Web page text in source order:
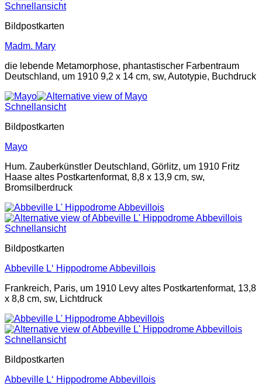
Schnellansicht
Bildpostkarten
Madm. Mary
die lebende Metamorphose, phantastischer Farbentraum
Deutschland, um 1910 9,2 x 14 cm, sw, Autotypie, Buchdruck
Schnellansicht
Bildpostkarten
Mayo
Hum. Zauberkünstler Deutschland, Görlitz, um 1910 Fritz
Haase altes Postkartenformat, 8,8 x 13,9 cm, sw,
Bromsilberdruck
Schnellansicht
Bildpostkarten
Abbeville L‘ Hippodrome Abbevillois
Frankreich, Paris, um 1910 Levy altes Postkartenformat, 13,8
x 8,8 cm, sw, Lichtdruck
Schnellansicht
Bildpostkarten
Abbeville L‘ Hippodrome Abbevillois